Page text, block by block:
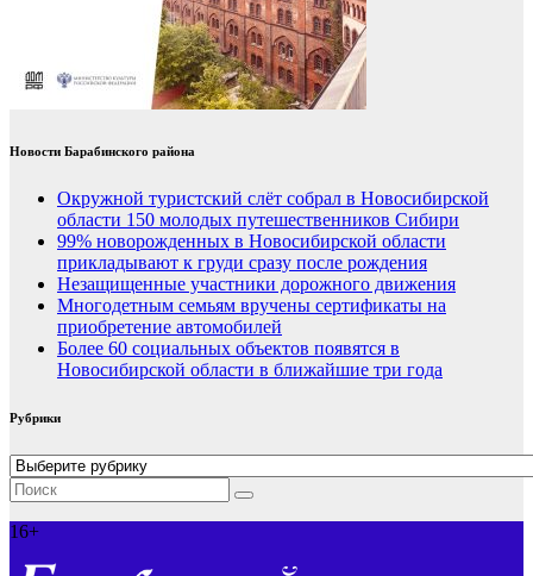
Новости Барабинского района
Окружной туристский слёт собрал в Новосибирской
области 150 молодых путешественников Сибири
99% новорожденных в Новосибирской области
прикладывают к груди сразу после рождения
Незащищенные участники дорожного движения
Многодетным семьям вручены сертификаты на
приобретение автомобилей
Более 60 социальных объектов появятся в
Новосибирской области в ближайшие три года
Рубрики
Рубрики
16+